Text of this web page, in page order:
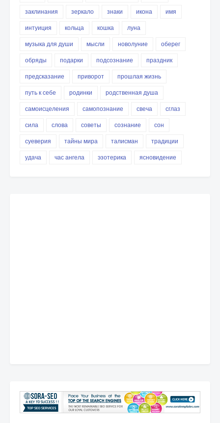
заклинания
зеркало знаки икона
имя
интуиция
кольца кошка
луна
музыка для души
мысли новолуние
оберег
обряды
подарки подсознание
праздник
предсказание
приворот
прошлая жизнь
путь к себе
родинки
родственная душа
самоисцеления
самопознание свеча
сглаз
сила
слова советы сознание
сон
суеверия
тайны мира талисман
традиции
удача
час ангела эзотерика ясновидение